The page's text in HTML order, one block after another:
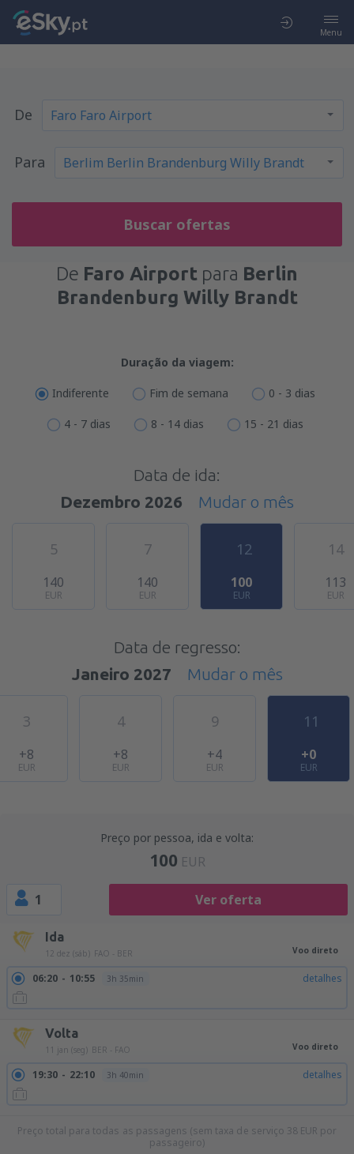
Menu
De
Para
Buscar ofertas
De Faro Airport para Berlin
Brandenburg Willy Brandt
Duração da viagem:
Indiferente Fim de semana 0 - 3 dias
4 - 7 dias 8 - 14 dias 15 - 21 dias
Data de ida:
Dezembro 2026
Mudar o mês
5
140
EUR
7
140
EUR
12
100
EUR
14
113
EUR
Data de regresso:
Janeiro 2027
Mudar o mês
3
+8
EUR
4
+8
EUR
9
+4
EUR
11
+0
EUR
Preço por pessoa, ida e volta:
100 EUR
1 Ver oferta
Ida
12 dez (sáb) FAO - BER Voo direto
06:20 10:55 3h 35min detalhes
Volta
11 jan (seg) BER - FAO Voo direto
19:30 22:10 3h 40min detalhes
Preço total para todas as passagens (sem taxa de serviço 38 EUR por
passageiro)